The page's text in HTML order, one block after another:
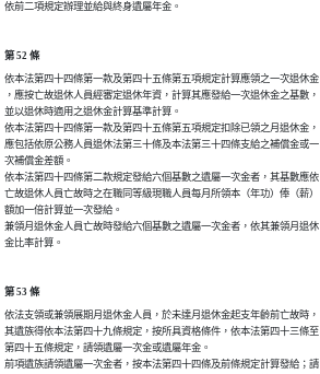
依前二項規定辦理並給與終身遺屬年金。
第 52 條
依本法第四十四條第一款及第四十五條第五項規定計算應領之一次退休金
，應按亡故退休人員經審定退休年資，計算其應發給一次退休金之基數，
並以退休時適用之退休金計算基準計算。
依本法第四十四條第一款及第四十五條第五項規定扣除已領之月退休金，
應包括依原公務人員退休法第三十條及本法第三十四條支給之補償金或一
次補償金差額。
依本法第四十四條第二款規定發給六個基數之遺屬一次金者，其基數應依
亡故退休人員亡故時之在職同等級現職人員每月所領本（年功）俸（薪）
額加一倍計算並一次發給。
兼領月退休金人員亡故時發給六個基數之遺屬一次金者，依其兼領月退休
金比率計算。
第 53 條
依法支領或兼領展期月退休金人員，於未達月退休金起支年齡前亡故時，
其遺族得依本法第四十九條規定，按所具資格條件，依本法第四十三條至
第四十五條規定，請領遺屬一次金或遺屬年金。
前項遺族請領遺屬一次金者，按本法第四十四條及前條規定計算發給；請